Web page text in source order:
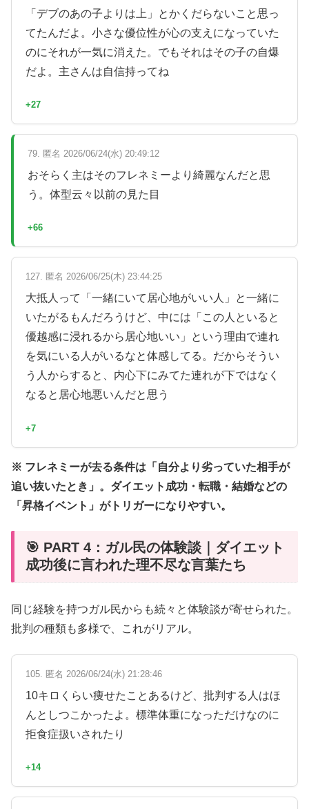
「デブのあの子よりは上」とかくだらないこと思っ
てたんだよ。小さな優位性が心の支えになっていた
のにそれが一気に消えた。でもそれはその子の自爆
だよ。主さんは自信持ってね
+27
79. 匿名 2026/06/24(水) 20:49:12
おそらく主はそのフレネミーより綺麗なんだと思
う。体型云々以前の見た目
+66
127. 匿名 2026/06/25(木) 23:44:25
大抵人って「一緒にいて居心地がいい人」と一緒に
いたがるもんだろうけど、中には「この人といると
優越感に浸れるから居心地いい」という理由で連れ
を気にいる人がいるなと体感してる。だからそうい
う人からすると、内心下にみてた連れが下ではなく
なると居心地悪いんだと思う
+7
※ フレネミーが去る条件は「自分より劣っていた相手が
追い抜いたとき」。ダイエット成功・転職・結婚などの
「昇格イベント」がトリガーになりやすい。
🎯 PART 4：ガル民の体験談｜ダイエット
成功後に言われた理不尽な言葉たち
同じ経験を持つガル民からも続々と体験談が寄せられた。
批判の種類も多様で、これがリアル。
105. 匿名 2026/06/24(水) 21:28:46
10キロくらい痩せたことあるけど、批判する人はほ
んとしつこかったよ。標準体重になっただけなのに
拒食症扱いされたり
+14